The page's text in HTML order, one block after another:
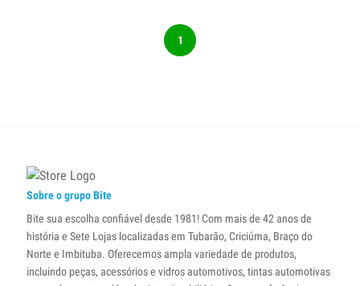
1
Sobre o grupo Bite
Bite sua escolha confiável desde 1981! Com mais de 42 anos de
história e Sete Lojas localizadas em Tubarão, Criciúma, Braço do
Norte e Imbituba. Oferecemos ampla variedade de produtos,
incluindo peças, acessórios e vidros automotivos, tintas automotivas